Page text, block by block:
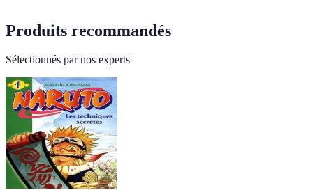
Produits recommandés
Sélectionnés par nos experts